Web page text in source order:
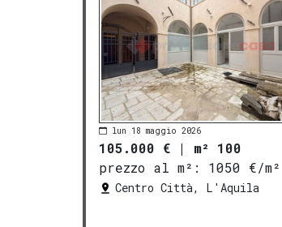
lun 18 maggio 2026
105.000 € | m² 100
prezzo al m²:
1050 €/m²
Centro Città, L'Aquila